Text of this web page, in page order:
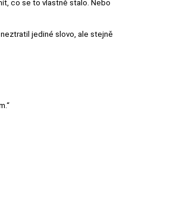
co se to vlastně stalo. Nebo
jediné slovo, ale stejně